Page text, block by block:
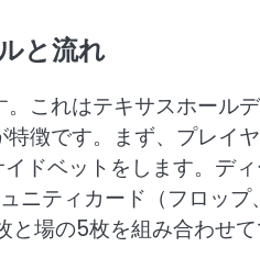
と流れ
。これはテキサスホール
徴です。まず、プレイ
ドベットをします。ディ
ニティカード（フロップ
場の5枚を組み合わせ